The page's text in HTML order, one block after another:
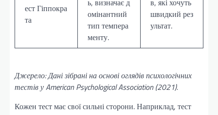
ест Гіппокра
та
омінантний
тип темпера
менту.
швидкий рез
ультат.
Джерело: Дані зібрані на основі оглядів психологічних
тестів у American Psychological Association (2021).
Кожен тест має свої сильні сторони. Наприклад, тест